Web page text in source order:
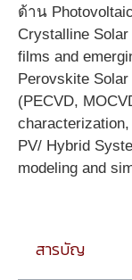
ด้าน
Crystalline
films and
Perovskite
(PECVD,
PV/ Hybrid
modeling and
สารบัญ